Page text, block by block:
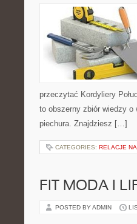
przeczytać Kordyliery
to obszerny zbiór wiedzy
piechura. Znajdziesz […]
CATEGORIES: RELACJE
FIT MODA I
POSTED BY ADMIN